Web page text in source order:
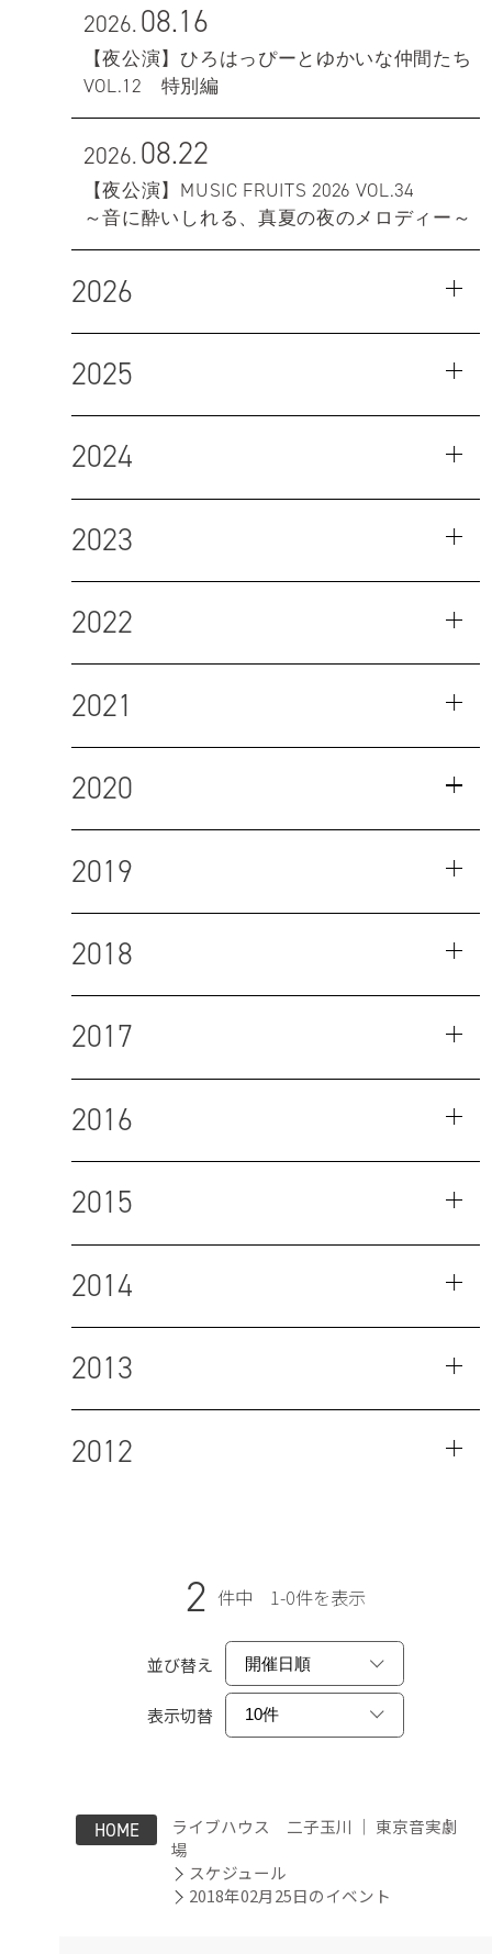
2026.08.16
【夜公演】ひろはっぴーとゆかいな仲間たち
VOL.12 特別編
2026.08.22
【夜公演】MUSIC FRUITS 2026 VOL.34
～音に酔いしれる、真夏の夜のメロディー～
2026
2025
2024
2023
2022
2021
2020
2019
2018
2017
2016
2015
2014
2013
2012
2 件中 1-0件を表示
並び替え
表示切替
HOME
ライブハウス 二子玉川 ｜ 東京音実劇
場
スケジュール
2018年02月25日のイベント